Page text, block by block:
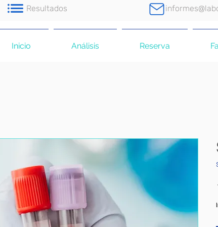
Resultados
Inicio Análisis Reserva